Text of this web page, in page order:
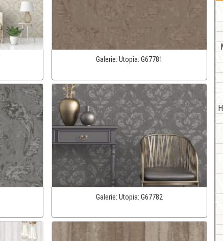
Galerie:Utopia:G67781
Galerie:Utopia:G67782